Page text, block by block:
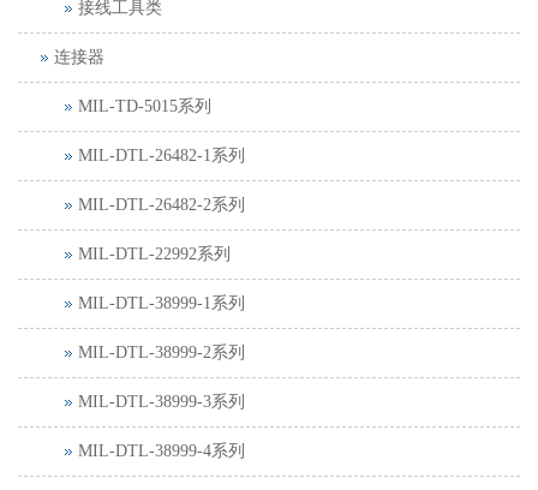
接线工具类
连接器
MIL-TD-5015系列
MIL-DTL-26482-1系列
MIL-DTL-26482-2系列
MIL-DTL-22992系列
MIL-DTL-38999-1系列
MIL-DTL-38999-2系列
MIL-DTL-38999-3系列
MIL-DTL-38999-4系列